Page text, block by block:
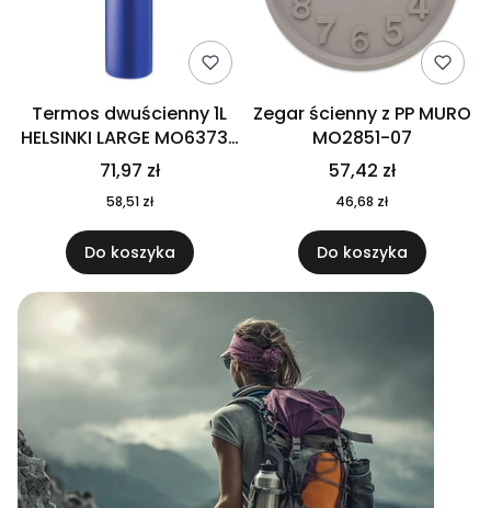
Termos dwuścienny 1L
HELSINKI LARGE MO6373-
04
71,97 zł
58,51 zł
Do koszyka
Zegar ścienny z PP MURO
MO2851-07
57,42 zł
46,68 zł
Do koszyka